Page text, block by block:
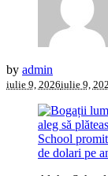
by admin
iulie 9, 2026iulie 9,